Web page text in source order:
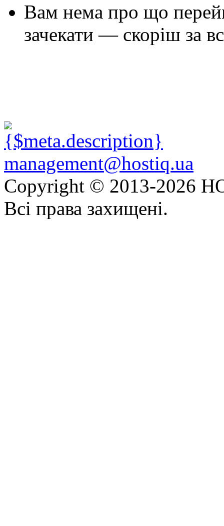
Вам нема про що
зачекати — скоріш за
management@hostiq.ua
Copyright © 2013-2026
Всі права захищені.